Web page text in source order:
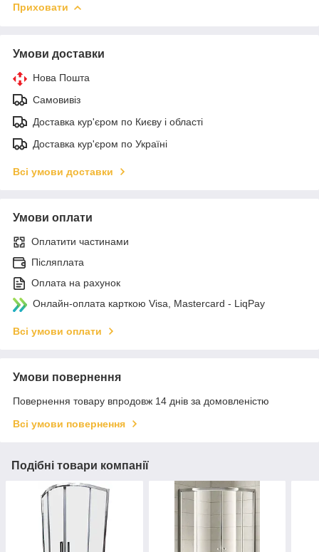
Приховати
Умови доставки
Нова Пошта
Самовивіз
Доставка кур'єром по Києву і області
Доставка кур'єром по Україні
Всі умови доставки
Умови оплати
Оплатити частинами
Післяплата
Оплата на рахунок
Онлайн-оплата карткою Visa, Mastercard - LiqPay
Всі умови оплати
Умови повернення
Повернення товару впродовж 14 днів за домовленістю
Всі умови повернення
Подібні товари компанії